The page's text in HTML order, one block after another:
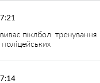
піклбол: тренування
поліцейських